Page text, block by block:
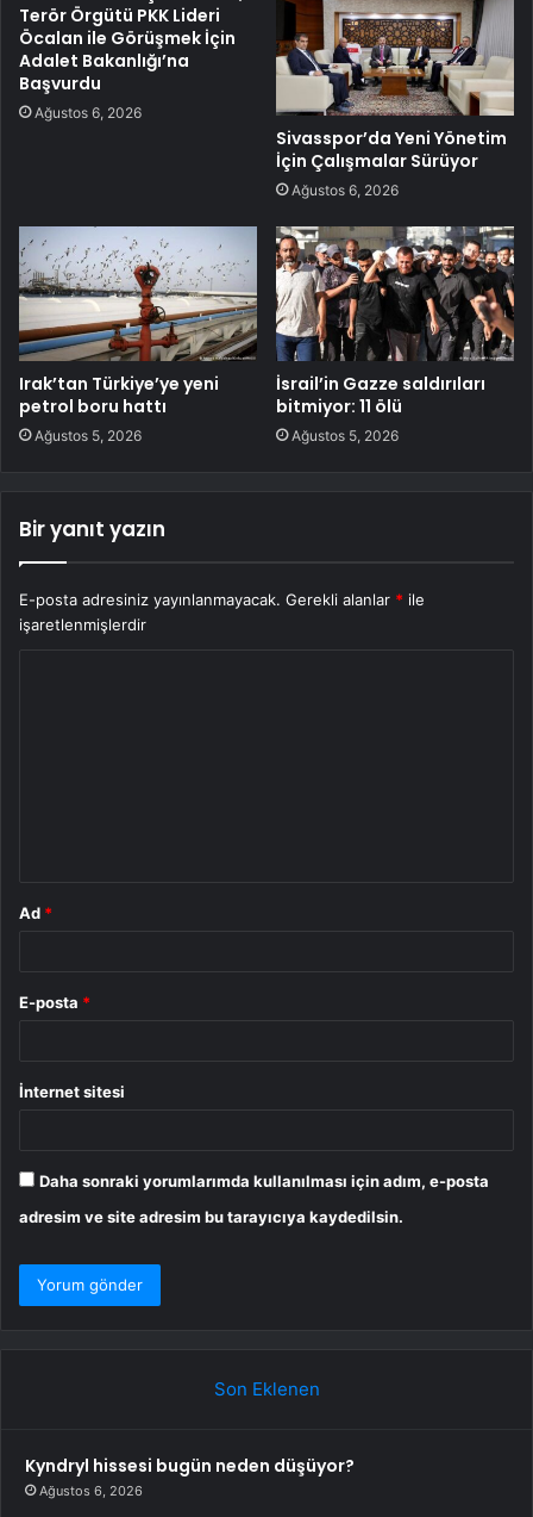
Terör Örgütü PKK Lideri
Öcalan ile Görüşmek İçin
Adalet Bakanlığı’na
Başvurdu
Ağustos 6, 2026
Sivasspor’da Yeni Yönetim
İçin Çalışmalar Sürüyor
Ağustos 6, 2026
Irak’tan Türkiye’ye yeni
petrol boru hattı
Ağustos 5, 2026
İsrail’in Gazze saldırıları
bitmiyor: 11 ölü
Ağustos 5, 2026
Bir yanıt yazın
E-posta adresiniz yayınlanmayacak. Gerekli alanlar * ile
işaretlenmişlerdir
Ad *
E-posta *
İnternet sitesi
Daha sonraki yorumlarımda kullanılması için adım, e-posta
adresim ve site adresim bu tarayıcıya kaydedilsin.
Son Eklenen
Kyndryl hissesi bugün neden düşüyor?
Ağustos 6, 2026